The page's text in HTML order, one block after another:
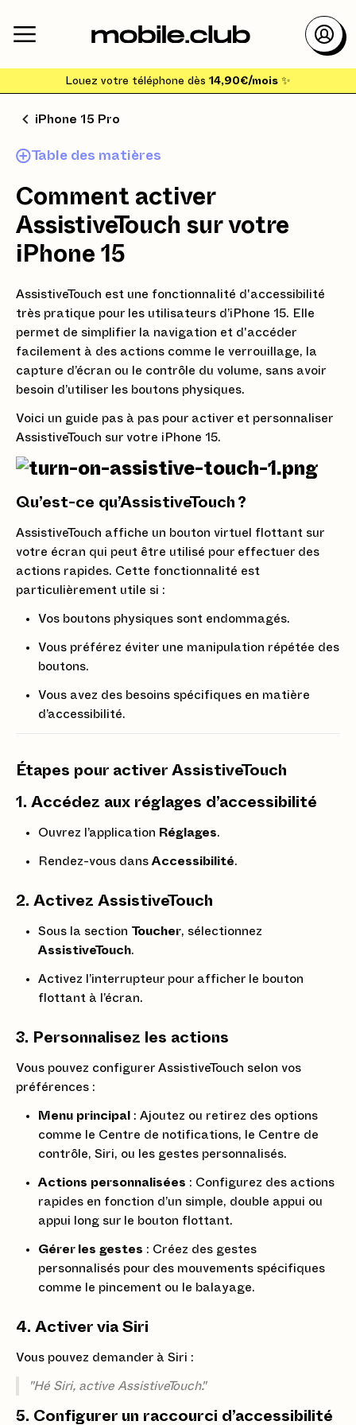
Louez votre téléphone dès 14,90€/mois ✨
iPhone 15 Pro
Table des matières
Comment activer
AssistiveTouch sur votre
iPhone 15
AssistiveTouch est une fonctionnalité d'accessibilité
très pratique pour les utilisateurs d’iPhone 15. Elle
permet de simplifier la navigation et d'accéder
facilement à des actions comme le verrouillage, la
capture d’écran ou le contrôle du volume, sans avoir
besoin d’utiliser les boutons physiques.
Voici un guide pas à pas pour activer et personnaliser
AssistiveTouch sur votre iPhone 15.
Qu’est-ce qu’AssistiveTouch ?
AssistiveTouch affiche un bouton virtuel flottant sur
votre écran qui peut être utilisé pour effectuer des
actions rapides. Cette fonctionnalité est
particulièrement utile si :
Vos boutons physiques sont endommagés.
Vous préférez éviter une manipulation répétée des
boutons.
Vous avez des besoins spécifiques en matière
d’accessibilité.
Étapes pour activer AssistiveTouch
1. Accédez aux réglages d’accessibilité
Ouvrez l’application Réglages.
Rendez-vous dans Accessibilité.
2. Activez AssistiveTouch
Sous la section Toucher, sélectionnez
AssistiveTouch.
Activez l’interrupteur pour afficher le bouton
flottant à l’écran.
3. Personnalisez les actions
Vous pouvez configurer AssistiveTouch selon vos
préférences :
Menu principal : Ajoutez ou retirez des options
comme le Centre de notifications, le Centre de
contrôle, Siri, ou les gestes personnalisés.
Actions personnalisées : Configurez des actions
rapides en fonction d’un simple, double appui ou
appui long sur le bouton flottant.
Gérer les gestes : Créez des gestes
personnalisés pour des mouvements spécifiques
comme le pincement ou le balayage.
4. Activer via Siri
Vous pouvez demander à Siri :
"Hé Siri, active AssistiveTouch."
5. Configurer un raccourci d’accessibilité